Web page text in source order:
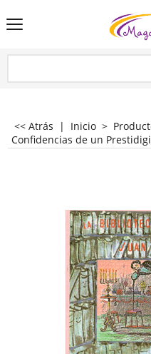
<< Atrás | Inicio >
Confidencias de un